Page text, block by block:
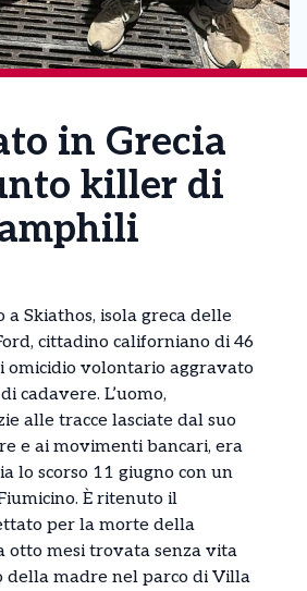
in Grecia
killer di
a Skiathos, isola greca delle
cittadino californiano di 46
omicidio volontario aggravato
cadavere. L’uomo,
alle tracce lasciate dal suo
e ai movimenti bancari, era
lo scorso 11 giugno con un
È ritenuto il
per la morte della
otto mesi trovata senza vita
della madre nel parco di Villa